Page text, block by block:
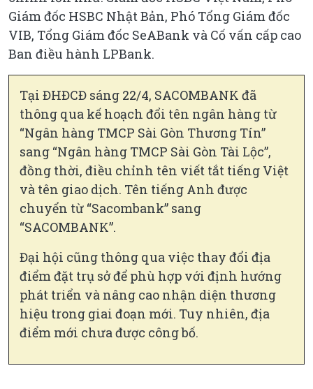
Giám đốc HSBC Nhật Bản, Phó Tổng Giám đốc
VIB, Tổng Giám đốc SeABank và Cố vấn cấp cao
Ban điều hành LPBank.
Tại ĐHĐCĐ sáng 22/4, SACOMBANK đã
thông qua kế hoạch đổi tên ngân hàng từ
“Ngân hàng TMCP Sài Gòn Thương Tín”
sang “Ngân hàng TMCP Sài Gòn Tài Lộc”,
đồng thời, điều chỉnh tên viết tắt tiếng Việt
và tên giao dịch. Tên tiếng Anh được
chuyển từ “Sacombank” sang
“SACOMBANK”.
Đại hội cũng thông qua việc thay đổi địa
điểm đặt trụ sở để phù hợp với định hướng
phát triển và nâng cao nhận diện thương
hiệu trong giai đoạn mới. Tuy nhiên, địa
điểm mới chưa được công bố.